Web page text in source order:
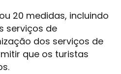
20 medidas, incluindo
serviços de
dos serviços de
que os turistas